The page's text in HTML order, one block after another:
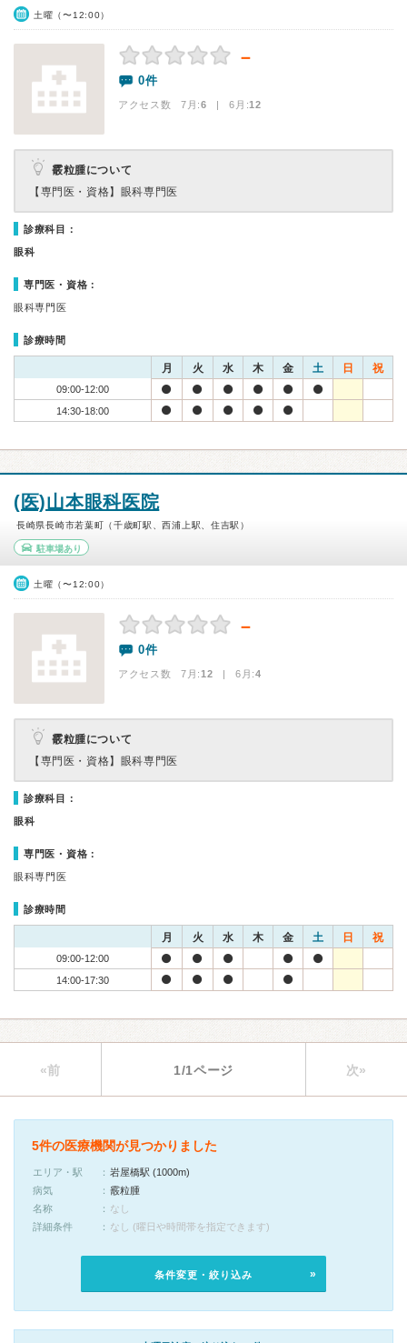
土曜（〜12:00）
－
0件
アクセス数 7月:6 | 6月:12
霰粒腫について
【専門医・資格】 眼科専門医
診療科目：
眼科
専門医・資格：
眼科専門医
診療時間
月 火 水 木 金 土 日 祝
09:00-12:00
14:30-18:00
(医)山本眼科医院
長崎県長崎市若葉町（千歳町駅、西浦上駅、住吉駅）
駐車場あり
土曜（〜12:00）
－
0件
アクセス数 7月:12 | 6月:4
霰粒腫について
【専門医・資格】 眼科専門医
診療科目：
眼科
専門医・資格：
眼科専門医
診療時間
月 火 水 木 金 土 日 祝
09:00-12:00
14:00-17:30
«前 1/1ページ 次»
5件の医療機関が見つかりました
エリア・駅
岩屋橋駅 (1000m)
病気
霰粒腫
名称
なし
詳細条件
なし (曜日や時間帯を指定できます)
条件変更・絞り込み